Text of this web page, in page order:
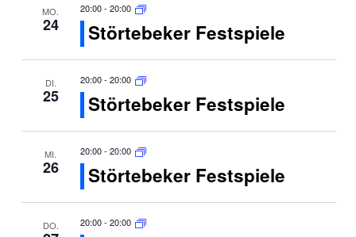
MO.
24
20:00- 20:00
Störtebeker Festspiele
DI.
25
20:00- 20:00
Störtebeker Festspiele
MI.
26
20:00- 20:00
Störtebeker Festspiele
DO. 20:00- 20:00